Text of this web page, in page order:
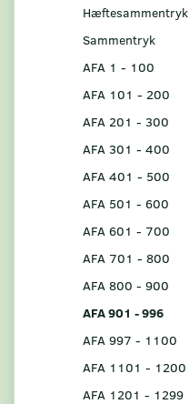
Hæftesammentryk
Sammentryk
AFA 1 - 100
AFA 101 - 200
AFA 201 - 300
AFA 301 - 400
AFA 401 - 500
AFA 501 - 600
AFA 601 - 700
AFA 701 - 800
AFA 800 - 900
AFA 901 - 996
AFA 997 - 1100
AFA 1101 - 1200
AFA 1201 - 1299